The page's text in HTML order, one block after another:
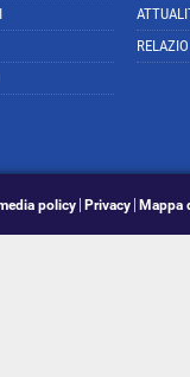
policy Privacy Mappa